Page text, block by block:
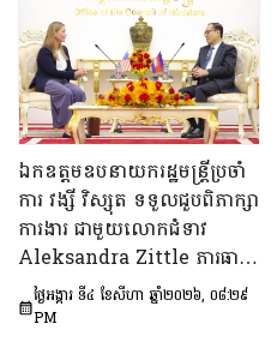
ឯកឧត្តម ចែម ផល្លា អនុប្រធាន​
និង​ជា​ប្រធាន​ក្រុមការងារទី៣នៃ
ក្រុមប្រឹក្សាសេដ្ឋកិច្ច សង្គមកិច្ច
និង​វប្បធម៌ ដើម្បីពិនិត្យ​និង​
ពិភាក្សា​លើ «សេចក្តីព្រាង
ផែនការ​សកម្មភាពជាតិ​​ស្ដីពី​ការ
បង្ការទប់ស្កាត់​អាពាហ៍ពិពាហ៍​
នៅវ័យក្មេង​និងការ​មាន​ផ្ទៃពោះ​
នៅ​វ័យជំទង់​នៅកម្ពុជា
ឆ្នាំ២០២៦-២០៣០»។
ឯកឧត្តមឧបនាយករដ្ឋមន្ត្រីប្រចាំ
ការ វង្សី វិស្សុត ទទួលជួបពិភាក្សា
ការងារ ជាមួយលោកជំទាវ
Aleksandra Zittle ភារធារី
ស្តីទីនៃស្ថានទូតសហរដ្ឋអាម៉េរិក
ប្រចាំកម្ពុជា
ថ្ងៃអង្គារ ទី៤ ខែសីហា ឆ្នាំ២០២៦, ០៨:២៩
PM